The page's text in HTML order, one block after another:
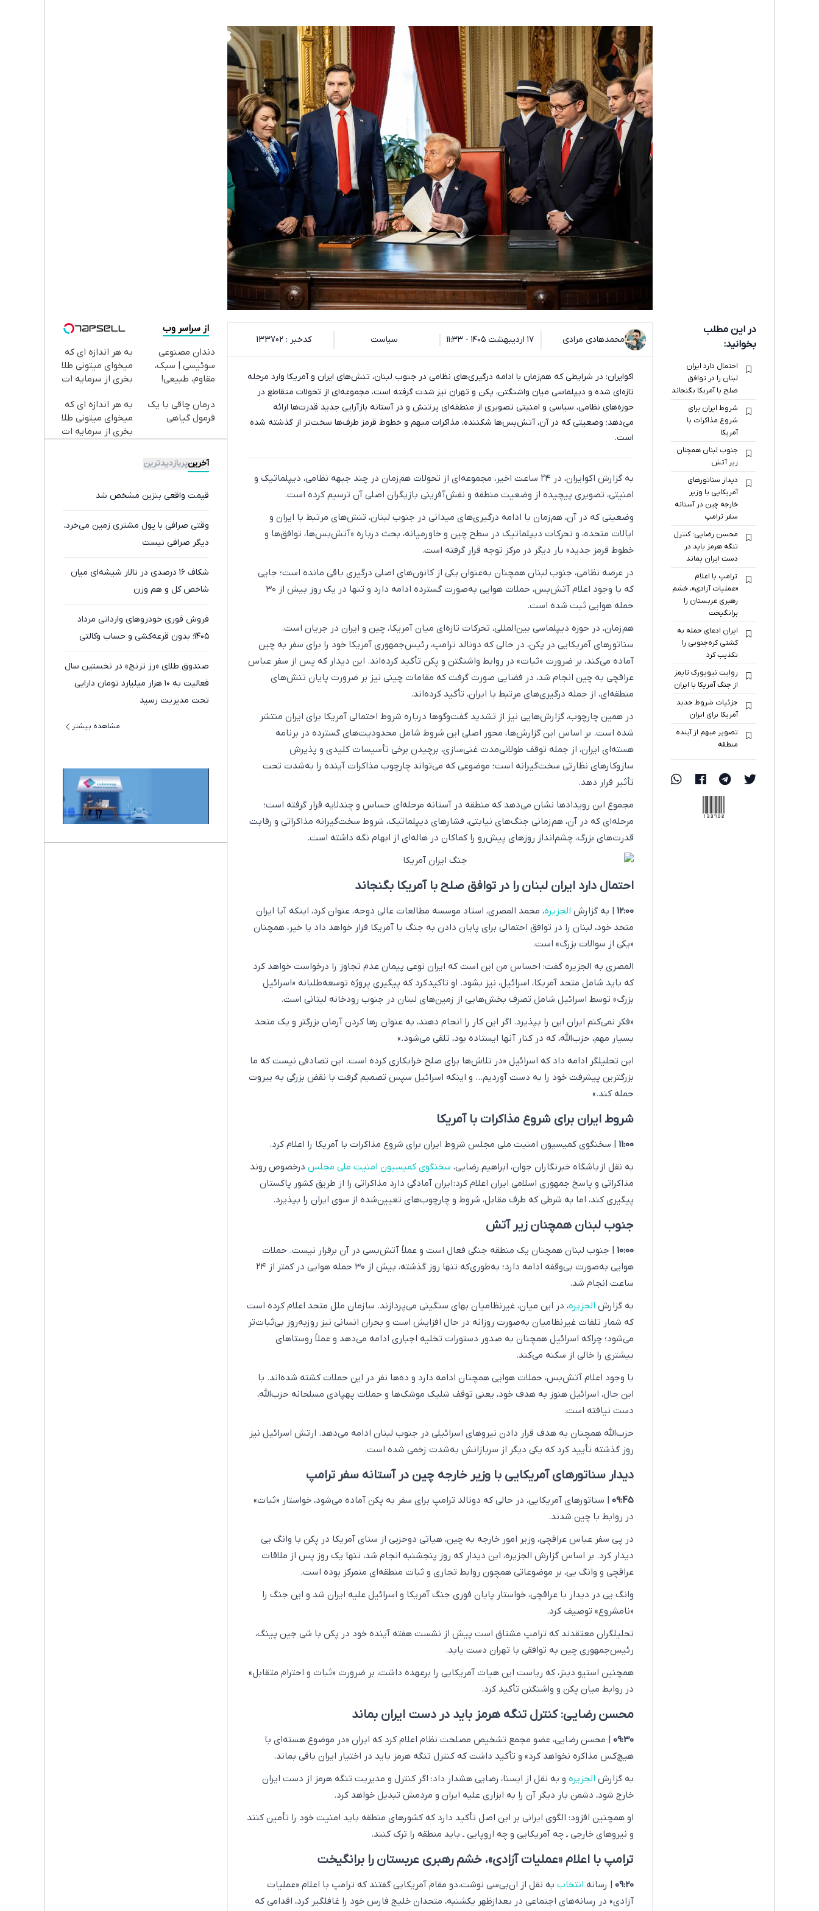
در این مطلب
بخوانید:
احتمال دارد ایران
لبنان را در توافق
صلح با آمریکا بگنجاند
شروط ایران برای
شروع مذاکرات با
آمریکا
جنوب لبنان همچنان
زیر آتش
دیدار سناتورهای
آمریکایی با وزیر
خارجه چین در آستانه
سفر ترامپ
محسن رضایی: کنترل
تنگه هرمز باید در
دست ایران بماند
ترامپ با اعلام
«عملیات آزادی»، خشم
رهبری عربستان را
برانگیخت
ایران ادعای حمله به
کشتی کره‌جنوبی را
تکذیب کرد
روایت نیویورک تایمز
از جنگ آمریکا با ایران
جزئیات شروط جدید
آمریکا برای ایران
تصویر مبهم از آینده
منطقه
133702
محمدهادی مرادی ۱۷ اردیبهشت ۱۴۰۵ - ۱۱:۳۳ سیاست کدخبر : 133702
اکوایران: در شرایطی که هم‌زمان با ادامه درگیری‌های نظامی در جنوب لبنان، تنش‌های ایران و آمریکا وارد مرحله
تازه‌ای شده و دیپلماسی میان واشنگتن، پکن و تهران نیز شدت گرفته است، مجموعه‌ای از تحولات متقاطع در
حوزه‌های نظامی، سیاسی و امنیتی تصویری از منطقه‌ای پرتنش و در آستانه بازآرایی جدید قدرت‌ها ارائه
می‌دهد؛ وضعیتی که در آن، آتش‌بس‌ها شکننده، مذاکرات مبهم و خطوط قرمز طرف‌ها سخت‌تر از گذشته شده
است.
به گزارش اکوایران، در ۲۴ ساعت اخیر، مجموعه‌ای از تحولات هم‌زمان در چند جبهه نظامی، دیپلماتیک و
امنیتی، تصویری پیچیده از وضعیت منطقه و نقش‌آفرینی بازیگران اصلی آن ترسیم کرده است.
وضعیتی که در آن، هم‌زمان با ادامه درگیری‌های میدانی در جنوب لبنان، تنش‌های مرتبط با ایران و
ایالات متحده، و تحرکات دیپلماتیک در سطح چین و خاورمیانه، بحث درباره «آتش‌بس‌ها، توافق‌ها و
خطوط قرمز جدید» بار دیگر در مرکز توجه قرار گرفته است.
در عرصه نظامی، جنوب لبنان همچنان به‌عنوان یکی از کانون‌های اصلی درگیری باقی مانده است؛ جایی
که با وجود اعلام آتش‌بس، حملات هوایی به‌صورت گسترده ادامه دارد و تنها در یک روز بیش از ۳۰
حمله هوایی ثبت شده است.
هم‌زمان، در حوزه دیپلماسی بین‌المللی، تحرکات تازه‌ای میان آمریکا، چین و ایران در جریان است.
سناتورهای آمریکایی در پکن، در حالی که دونالد ترامپ، رئیس‌جمهوری آمریکا خود را برای سفر به چین
آماده می‌کند، بر ضرورت «ثبات» در روابط واشنگتن و پکن تأکید کرده‌اند. این دیدار که پس از سفر عباس
عراقچی به چین انجام شد، در فضایی صورت گرفت که مقامات چینی نیز بر ضرورت پایان تنش‌های
منطقه‌ای، از جمله درگیری‌های مرتبط با ایران، تأکید کرده‌اند.
در همین چارچوب، گزارش‌هایی نیز از تشدید گفت‌وگوها درباره شروط احتمالی آمریکا برای ایران منتشر
شده است. بر اساس این گزارش‌ها، محور اصلی این شروط شامل محدودیت‌های گسترده در برنامه
هسته‌ای ایران، از جمله توقف طولانی‌مدت غنی‌سازی، برچیدن برخی تأسیسات کلیدی و پذیرش
سازوکارهای نظارتی سخت‌گیرانه است؛ موضوعی که می‌تواند چارچوب مذاکرات آینده را به‌شدت تحت
تأثیر قرار دهد.
مجموع این رویدادها نشان می‌دهد که منطقه در آستانه مرحله‌ای حساس و چندلایه قرار گرفته است؛
مرحله‌ای که در آن، هم‌زمانی جنگ‌های نیابتی، فشارهای دیپلماتیک، شروط سخت‌گیرانه مذاکراتی و رقابت
قدرت‌های بزرگ، چشم‌انداز روزهای پیش‌رو را کماکان در هاله‌ای از ابهام نگه داشته است.
احتمال دارد ایران لبنان را در توافق صلح با آمریکا بگنجاند
12:00 | به گزارش الجزیره، محمد المصری، استاد موسسه مطالعات عالی دوحه، عنوان کرد، اینکه آیا ایران
متحد خود، لبنان را در توافق احتمالی برای پایان دادن به جنگ با آمریکا قرار خواهد داد یا خیر، همچنان
«یکی از سوالات بزرگ» است.
المصری به الجزیره گفت: احساس من این است که ایران نوعی پیمان عدم تجاوز را درخواست خواهد کرد
که باید شامل متحد آمریکا، اسرائیل، نیز بشود. او تاکید کرد که پیگیری پروژه توسعه‌طلبانه «اسرائیل
بزرگ» توسط اسرائیل شامل تصرف بخش‌هایی از زمین‌های لبنان در جنوب رودخانه لیتانی است.
«فکر نمی‌کنم ایران این را بپذیرد. اگر این کار را انجام دهند، به عنوان رها کردن آرمان بزرگتر و یک متحد
بسیار مهم، حزب‌الله، که در کنار آنها ایستاده بود، تلقی می‌شود.»
این تحلیلگر ادامه داد که اسرائیل «در تلاش‌ها برای صلح خرابکاری کرده است. این تصادفی نیست که ما
بزرگترین پیشرفت خود را به دست آوردیم... و اینکه اسرائیل سپس تصمیم گرفت با نقض بزرگی به بیروت
حمله کند.»
شروط ایران برای شروع مذاکرات با آمریکا
11:00 | سخنگوی کمیسیون امنیت ملی مجلس شروط ایران برای شروع مذاکرات با آمریکا را اعلام کرد.
به نقل از باشگاه خبرنگاران جوان، ابراهیم رضایی، سخنگوی کمیسیون امنیت ملی مجلسدرخصوص روند
مذاکراتی و پاسخ جمهوری اسلامی ایران اعلام کرد: ایران آمادگی دارد مذاکراتی را از طریق کشور پاکستان
پیگیری کند، اما به شرطی که طرف مقابل، شروط و چارچوب‌های تعیین‌شده از سوی ایران را بپذیرد.
جنوب لبنان همچنان زیر آتش
10:00 | جنوب لبنان همچنان یک منطقه جنگی فعال است و عملاً آتش‌بسی در آن برقرار نیست. حملات
هوایی به‌صورت بی‌وقفه ادامه دارد؛ به‌طوری‌که تنها روز گذشته، بیش از ۳۰ حمله هوایی در کمتر از ۲۴
ساعت انجام شد.
به گزارش الجزیره، در این میان، غیرنظامیان بهای سنگینی می‌پردازند. سازمان ملل متحد اعلام کرده است
که شمار تلفات غیرنظامیان به‌صورت روزانه در حال افزایش است و بحران انسانی نیز روزبه‌روز بی‌ثبات‌تر
می‌شود؛ چراکه اسرائیل همچنان به صدور دستورات تخلیه اجباری ادامه می‌دهد و عملاً روستاهای
بیشتری را خالی از سکنه می‌کند.
با وجود اعلام آتش‌بس، حملات هوایی همچنان ادامه دارد و ده‌ها نفر در این حملات کشته شده‌اند. با
این حال، اسرائیل هنوز به هدف خود، یعنی توقف شلیک موشک‌ها و حملات پهپادی مسلحانه حزب‌الله،
دست نیافته است.
حزب‌الله همچنان به هدف قرار دادن نیروهای اسرائیلی در جنوب لبنان ادامه می‌دهد. ارتش اسرائیل نیز
روز گذشته تأیید کرد که یکی دیگر از سربازانش به‌شدت زخمی شده است.
دیدار سناتورهای آمریکایی با وزیر خارجه چین در آستانه سفر ترامپ
09:45| سناتورهای آمریکایی، در حالی که دونالد ترامپ برای سفر به پکن آماده می‌شود، خواستار «ثبات»
در روابط با چین شدند.
در پی سفر عباس عراقچی، وزیر امور خارجه به چین، هیاتی دوحزبی از سنای آمریکا در پکن با وانگ یی
دیدار کرد. بر اساس گزارش‌ الجزیره، این دیدار که روز پنجشنبه انجام شد، تنها یک روز پس از ملاقات
عراقچی و وانگ یی، بر موضوعاتی همچون روابط تجاری و ثبات منطقه‌ای متمرکز بوده است.
وانگ یی در دیدار با عراقچی، خواستار پایان فوری جنگ آمریکا و اسرائیل علیه ایران شد و این جنگ را
«نامشروع» توصیف کرد.
تحلیلگران معتقدند که ترامپ مشتاق است پیش از نشست هفته آینده خود در پکن با شی جین پینگ،
رئیس‌جمهوری چین به توافقی با تهران دست یابد.
همچنین استیو دینز، که ریاست این هیات آمریکایی را برعهده داشت، بر ضرورت «ثبات و احترام متقابل»
در روابط میان پکن و واشنگتن تأکید کرد.
محسن رضایی: کنترل تنگه هرمز باید در دست ایران بماند
09:30| محسن رضایی، عضو مجمع تشخیص مصلحت نظام اعلام کرد که ایران «در موضوع هسته‌ای با
هیچ‌کس مذاکره نخواهد کرد» و تأکید داشت که کنترل تنگه هرمز باید در اختیار ایران باقی بماند.
به گزارش الجزیرهو به نقل از ایسنا، رضایی هشدار داد: اگر کنترل و مدیریت تنگه هرمز از دست ایران
خارج شود، دشمن بار دیگر آن را به ابزاری علیه ایران و مردمش تبدیل خواهد کرد.
او همچنین افزود: الگوی ایرانی بر این اصل تأکید دارد که کشورهای منطقه باید امنیت خود را تأمین کنند
و نیروهای خارجی ـ چه آمریکایی و چه اروپایی ـ باید منطقه را ترک کنند.
ترامپ با اعلام «عملیات آزادی»، خشم رهبری عربستان را برانگیخت
09:20| رسانه انتخاببه نقل از ان‌بی‌سی نوشت، دو مقام آمریکایی گفتند که ترامپ با اعلام «عملیات
آزادی» در رسانه‌های اجتماعی در بعدازظهر یکشنبه، متحدان خلیج فارس خود را غافلگیر کرد، اقدامی که
از سراسر وب
دندان مصنوعی
سوئیسی | سبک،
مقاوم، طبیعی!
رایگان+پرداخت
اقساطی😍
به هر اندازه ای که
میخوای میتونی طلا
بخری از سرمایه ات
درمان چاقی با یک
فرمول گیاهی
به هر اندازه ای که
میخوای میتونی طلا
بخری از سرمایه ات
آخرینپربازدیدترین
قیمت واقعی بنزین مشخص شد
وقتی صرافی با پول مشتری زمین می‌خرد،
دیگر صرافی نیست
شکاف ۱۶ درصدی در تالار شیشه‌ای میان
شاخص کل و هم وزن
فروش فوری خودروهای وارداتی مرداد
۱۴۰۵؛ بدون قرعه‌کشی و حساب وکالتی
صندوق طلای «رز ترنج» در نخستین سال
فعالیت به ۱۰ هزار میلیارد تومان دارایی
تحت مدیریت رسید
مشاهده بیشتر